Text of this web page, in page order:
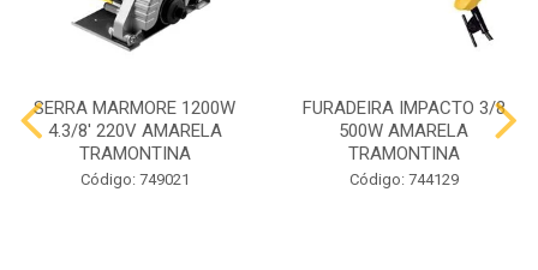
SERRA MARMORE 1200W
4.3/8' 220V AMARELA
TRAMONTINA
Código: 749021
FURADEIRA IMPACTO 3/8
500W AMARELA
TRAMONTINA
Código: 744129